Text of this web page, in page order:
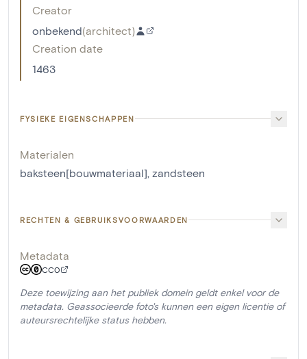
Creator
onbekend(architect)
Creation date
1463
FYSIEKE EIGENSCHAPPEN
Materialen
baksteen[bouwmateriaal] zandsteen
RECHTEN & GEBRUIKSVOORWAARDEN
Metadata
CC0
Deze toewijzing aan het publiek domein geldt enkel voor de
metadata. Geassocieerde foto's kunnen een eigen licentie of
auteursrechtelijke status hebben.